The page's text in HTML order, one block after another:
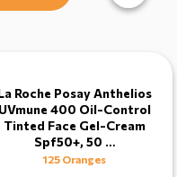
Roche Posay Anthelios
UVmune 400 Oil-Control
Tinted Face Gel-Cream
Spf50+, 50 …
125 Oranges